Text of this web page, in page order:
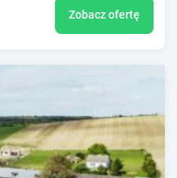
Zobacz ofertę